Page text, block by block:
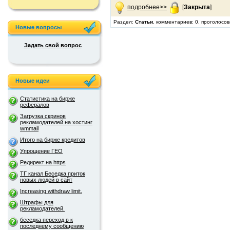
Новые вопросы
Задать свой вопрос
Новые идеи
Статистика на бирже
рефералов
Загрузка скринов
рекламодателей на хостинг
wmmail
Итого на бирже кредитов
Упрощение ГЕО
Редирект на https
ТГ канал Беседка приток
новых людей в сайт
Increasing withdraw limit.
Штрафы для
рекламодателей.
беседка переход в к
последнему сообщению
подробнее>> [Закрыта]
Раздел: Статьи , комментариев: 0,